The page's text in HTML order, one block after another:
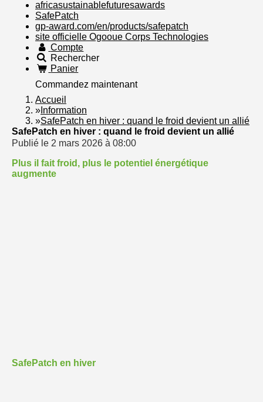
africasustainablefuturesawards
SafePatch
gp-award.com/en/products/safepatch
site officielle Ogooue Corps Technologies
Compte
Rechercher
Panier
Commandez maintenant
Accueil
» Information
»SafePatch en hiver : quand le froid devient un allié
SafePatch en hiver : quand le froid devient un allié
Publié le 2 mars 2026 à 08:00
Plus il fait froid, plus le potentiel énergétique
augmente
SafePatch en hiver